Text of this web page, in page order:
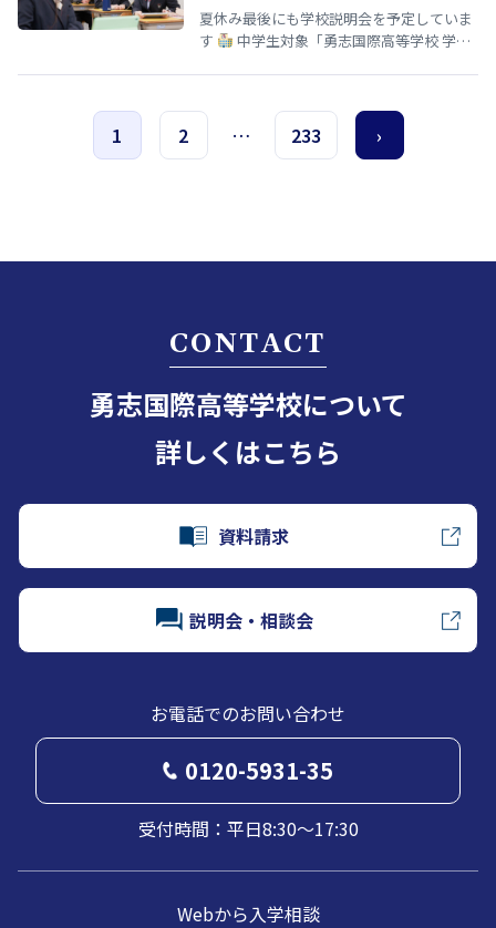
夏休み最後にも学校説明会を予定していま
す
中学生対象「勇志国際高等学校 学校
1 2 … 233 ›
CONTACT
勇志国際高等学校について
詳しくはこちら
資料請求
説明会・相談会
お電話でのお問い合わせ
0120-5931-35
受付時間：平日8:30～17:30
Webから入学相談